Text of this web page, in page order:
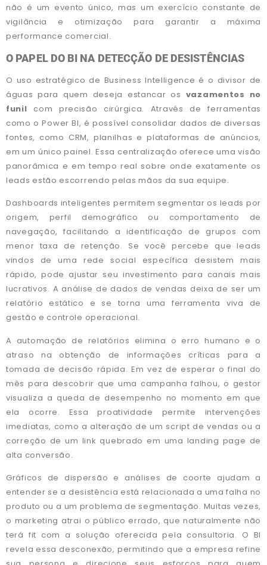
não é um evento único, mas um exercício constante de
vigilância e otimização para garantir a máxima
performance comercial.
O PAPEL DO BI NA DETECÇÃO DE DESISTÊNCIAS
O uso estratégico de Business Intelligence é o divisor de
águas para quem deseja estancar os vazamentos no
funil com precisão cirúrgica. Através de ferramentas
como o Power BI, é possível consolidar dados de diversas
fontes, como CRM, planilhas e plataformas de anúncios,
em um único painel. Essa centralização oferece uma visão
panorâmica e em tempo real sobre onde exatamente os
leads estão escorrendo pelas mãos da sua equipe.
Dashboards inteligentes permitem segmentar os leads por
origem, perfil demográfico ou comportamento de
navegação, facilitando a identificação de grupos com
menor taxa de retenção. Se você percebe que leads
vindos de uma rede social específica desistem mais
rápido, pode ajustar seu investimento para canais mais
lucrativos. A análise de dados de vendas deixa de ser um
relatório estático e se torna uma ferramenta viva de
gestão e controle operacional.
A automação de relatórios elimina o erro humano e o
atraso na obtenção de informações críticas para a
tomada de decisão rápida. Em vez de esperar o final do
mês para descobrir que uma campanha falhou, o gestor
visualiza a queda de desempenho no momento em que
ela ocorre. Essa proatividade permite intervenções
imediatas, como a alteração de um script de vendas ou a
correção de um link quebrado em uma landing page de
alta conversão.
Gráficos de dispersão e análises de coorte ajudam a
entender se a desistência está relacionada a uma falha no
produto ou a um problema de segmentação. Muitas vezes,
o marketing atrai o público errado, que naturalmente não
terá fit com a solução oferecida pela consultoria. O BI
revela essa desconexão, permitindo que a empresa refine